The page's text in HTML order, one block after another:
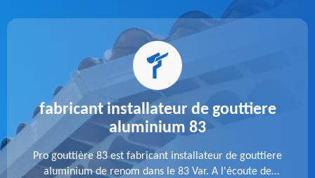
fabricant installateur de gouttiere
aluminium 83
Pro gouttière 83 est fabricant installateur de gouttiere
aluminium de renom dans le 83 Var. A l'écoute de